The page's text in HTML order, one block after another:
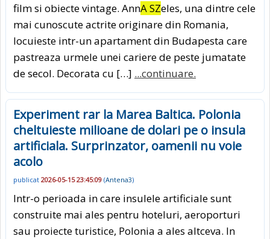
film si obiecte vintage. AnnA SZeles, una dintre cele
mai cunoscute actrite originare din Romania,
locuieste intr-un apartament din Budapesta care
pastreaza urmele unei cariere de peste jumatate
de secol. Decorata cu […] ...continuare.
Experiment rar la Marea Baltica. Polonia
cheltuieste milioane de dolari pe o insula
artificiala. Surprinzator, oamenii nu voie
acolo
publicat 2026-05-15 23:45:09 (Antena3)
Intr-o perioada in care insulele artificiale sunt
construite mai ales pentru hoteluri, aeroporturi
sau proiecte turistice, Polonia a ales altceva. In